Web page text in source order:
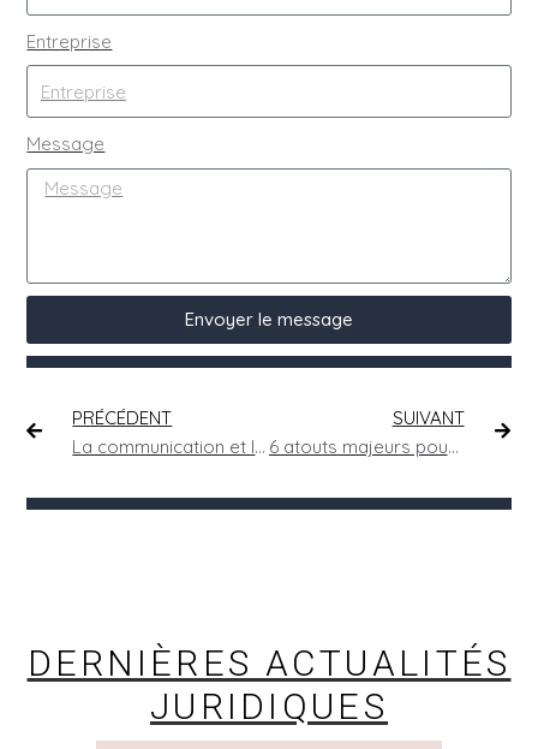
Entreprise
Message
Envoyer le message
PRÉCÉDENT
La communication et l’acceptation des CGV : quelles obligations ?
SUIVANT
6 atouts majeurs pour adopter un règlement intérieur dans votre entreprise
DERNIÈRES ACTUALITÉS
JURIDIQUES